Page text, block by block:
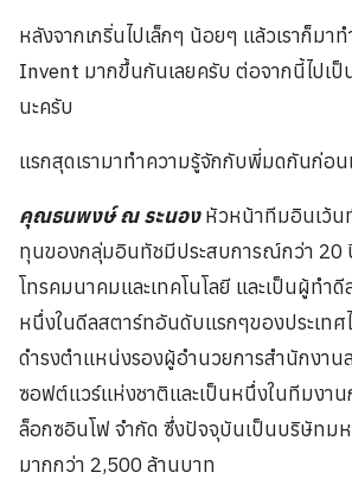
หลังจากเกริ่นไปเล็กๆ น้อยๆ แล้วเราก็มา
Invent มากขึ้นกันเลยครับ ต่อจากนี้ไปเ
นะครับ
แรกสุดเรามาทำความรู้จักกับพี่มดกันก่อน
คุณธนพงษ์ ณ ระนองหัวหน้าทีมอินเว้น
ทุนของกลุ่มอินทัชมีประสบการณ์กว่า 20
โทรคมนาคมและเทคโนโลยี และเป็นผู้ทำ
หนึ่งในดีลสตาร์ทอันดับแรกๆของประเท
ดำรงตำแหน่งรองผู้อำนวยการสำนักงาน
ซอฟต์แวร์แห่งชาติและเป็นหนึ่งในทีมงา
ล็อกซอินโฟ จำกัด ซึ่งปัจจุบันเป็นบริษัทม
มากกว่า 2,500 ล้านบาท